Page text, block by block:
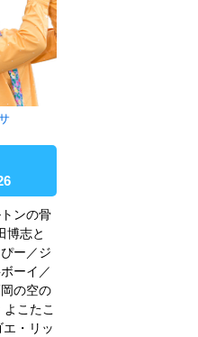
ンの骨
博志と
ー／ジ
ーイ／
の空の
こたこ
・リッ